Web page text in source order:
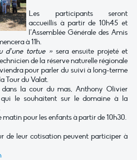
Les participants seront
accueillis à partir de 10h45 et
l’Assemblée Générale des Amis
à 11h.
d’une tortue »sera ensuite projeté et
de la réserve naturelle régionale
pour parler du suivi à long-terme
Tour du Valat.
dans la cour du mas, Anthony Olivier
le souhaitent sur le domaine à la
matin pour les enfants à partir de 10h30.
de leur cotisation peuvent participer à